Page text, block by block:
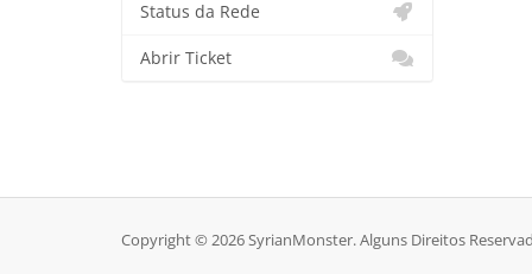
Status da Rede
Abrir Ticket
Copyright © 2026 SyrianMonster. Alguns Direitos